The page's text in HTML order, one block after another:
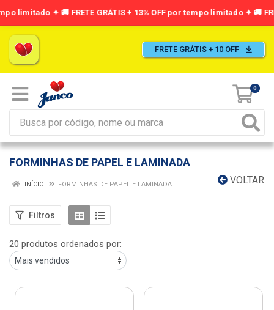
FRETE GRÁTIS + 10 OFF
0
FORMINHAS DE PAPEL E LAMINADA
VOLTAR
INÍCIO FORMINHAS DE PAPEL E LAMINADA
Filtros
20 produtos ordenados por: